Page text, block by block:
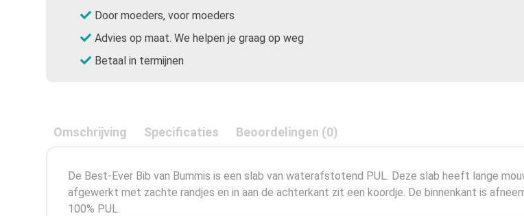
Door moeders, voor moeders
Advies op maat. We helpen je graag op weg
Betaal in termijnen
Omschrijving Specificaties Beoordelingen (0)
De Best-Ever Bib van Bummis is een slab van waterafstotend PUL. Deze slab heeft lange
afgewerkt met zachte randjes en in aan de achterkant zit een koordje. De binnenkant is
100% PUL.